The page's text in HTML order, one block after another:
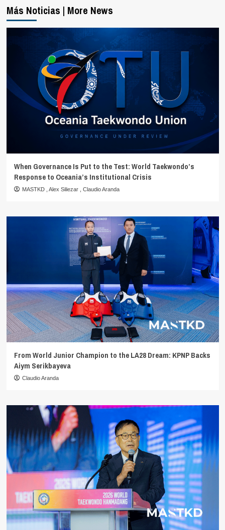
Más Noticias | More News
When Governance Is Put to the Test: World Taekwondo’s
Response to Oceania’s Institutional Crisis
MASTKD Alex Siliezar Claudio Aranda
From World Junior Champion to the LA28 Dream: KPNP Backs
Aiym Serikbayeva
Claudio Aranda